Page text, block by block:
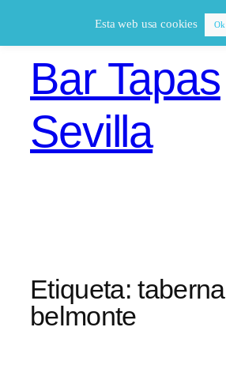
Bar Tapas
Sevilla
Etiqueta:taberna
belmonte
Esta web usa cookies Ok